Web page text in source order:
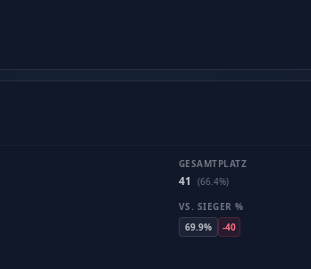
GESAMTPLATZ
41
(66.4%)
VS. SIEGER %
69.9%
-40